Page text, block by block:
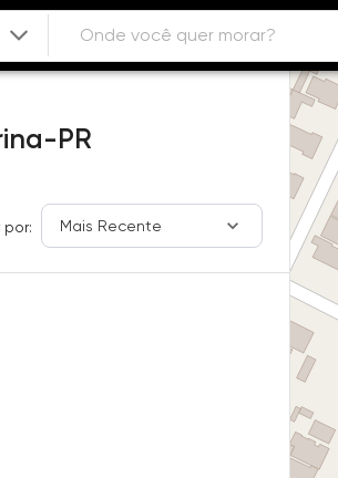
PR
por: Mais Recente